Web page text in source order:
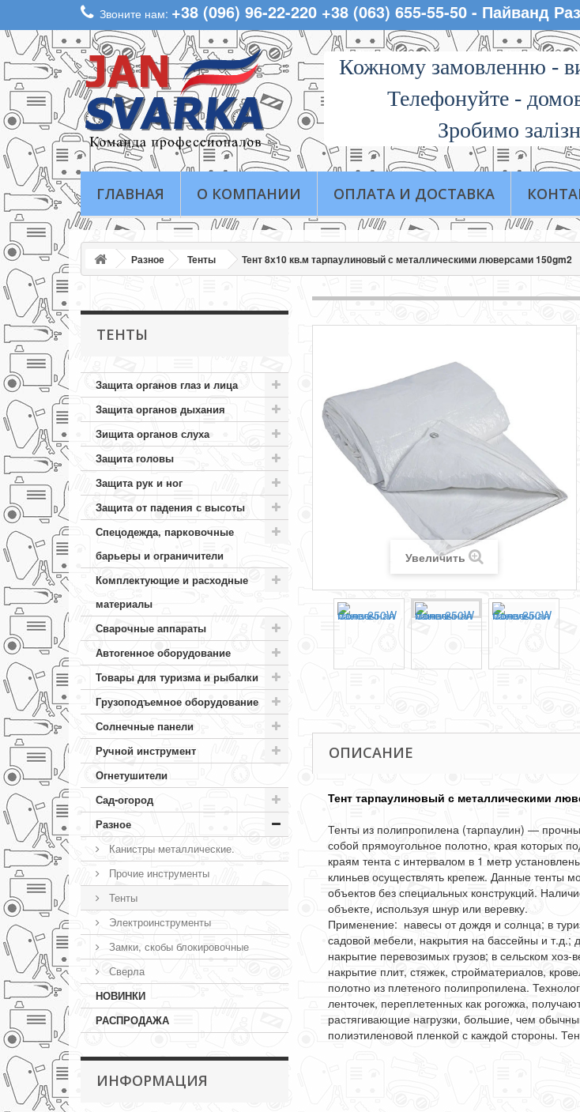
Звоните нам: +38 (096) 96-22-220 +38 (063) 655-55-50 - Пайванд
Кожному замовленню -
Телефонуйте -
Зробимо
ГЛАВНАЯ О КОМПАНИИ ОПЛАТА И ДОСТАВКА
Разное Тенты Тент 8х10 кв.м тарпаулиновый с металлическими люверсами 150gm2
ТЕНТЫ
Защита органов глаз и лица
Защита органов дыхания
Зищита органов слуха
Защита головы
Защита рук и ног
Защита от падения с высоты
Спецодежда, парковочные
барьеры и ограничители
Комплектующие и расходные
материалы
Сварочные аппараты
Автогенное оборудование
Товары для туризма и рыбалки
Грузоподъемное оборудование
Солнечные панели
Ручной инструмент
Огнетушители
Сад-огород
Разное
Канистры металлические.
Прочие инструменты
Тенты
Электроинструменты
Замки, скобы блокировочные
Сверла
НОВИНКИ
РАСПРОДАЖА
ИНФОРМАЦИЯ
Увеличить
ОПИСАНИЕ
Тент тарпаулиновый с металлическими
Тенты из полипропилена (тарпаулин) ―
собой прямоугольное полотно, края
краям тента с интервалом в 1 метр
клиньев осуществлять крепеж. Данные тенты
объектов без специальных конструкций.
объекте, используя шнур или веревку.
Применение: навесы от дождя и солнца; в
садовой мебели, накрытия на бассейны и т.д.;
накрытие перевозимых грузов; в сельском
накрытие плит, стяжек, стройматериалов,
полотно из плетеного полипропилена.
ленточек, переплетенных как рогожка,
растягивающие нагрузки, большие, чем
полиэтиленовой пленкой с каждой стороны.